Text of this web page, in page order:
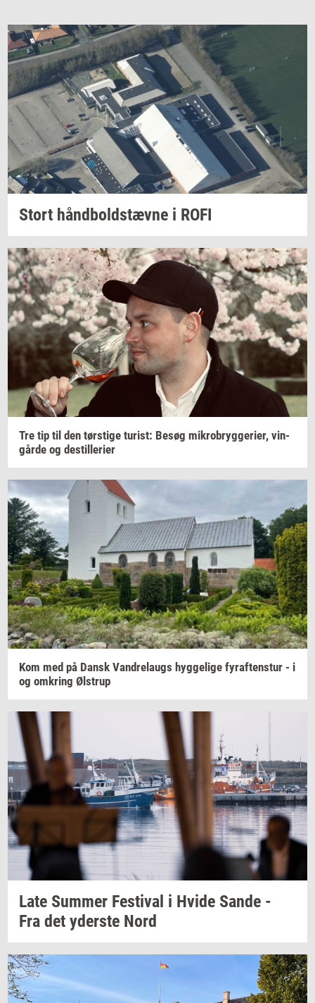
Stort hånd­bold­stæv­ne i ROFI
Tre tip til den tørsti­ge turist: Besøg mi­kro­bryg­ge­ri­er, vin­
går­de og destil­le­ri­er
Kom med på Dansk Van­d­re­laugs hyg­ge­li­ge fyraf­tens­tur - i
og om­kring Øl­strup
Late Sum­mer Festi­val i Hvide Sande -
Fra det yder­ste Nord